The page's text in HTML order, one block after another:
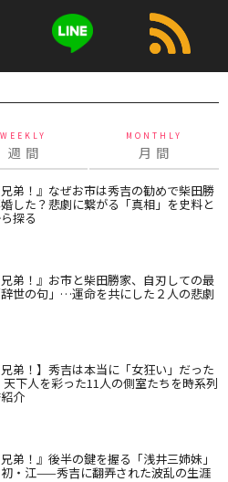
WEEKLY
週 間
MONTHLY
月 間
兄弟！』なぜお市は秀吉の勧めで柴田勝
した？悲劇に繋がる「真相」を史料と
探る
兄弟！』お市と柴田勝家、自刃しての最
世の句」…運命を共にした２人の悲劇
兄弟！】秀吉は本当に「女狂い」だった
天下人を彩った11人の側室たちを時系列
介
兄弟！』後半の鍵を握る「浅井三姉妹」
・江——秀吉に翻弄された波乱の生涯